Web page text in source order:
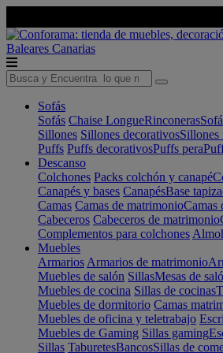
Baleares Canarias
Sofás
Sofás Chaise LongueRinconeras
Sillones Sillones decorativosSillones
Puffs Puffs decorativosPuffs pera
Descanso
Colchones Packs colchón y canapé
Canapés y bases CanapésBase
Camas Camas de matrimonioCamas
Cabeceros Cabeceros de matrimonio
Complementos para colchones
Muebles
Armarios Armarios de matrimonio
Muebles de salón SillasMesas de
Muebles de cocina Sillas de cocinas
Muebles de dormitorio Camas
Muebles de oficina y teletrabajo
Muebles de Gaming Sillas gaming
Sillas TaburetesBancosSillas de